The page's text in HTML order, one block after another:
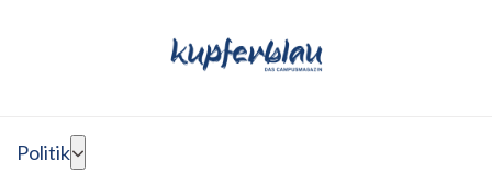
Politik